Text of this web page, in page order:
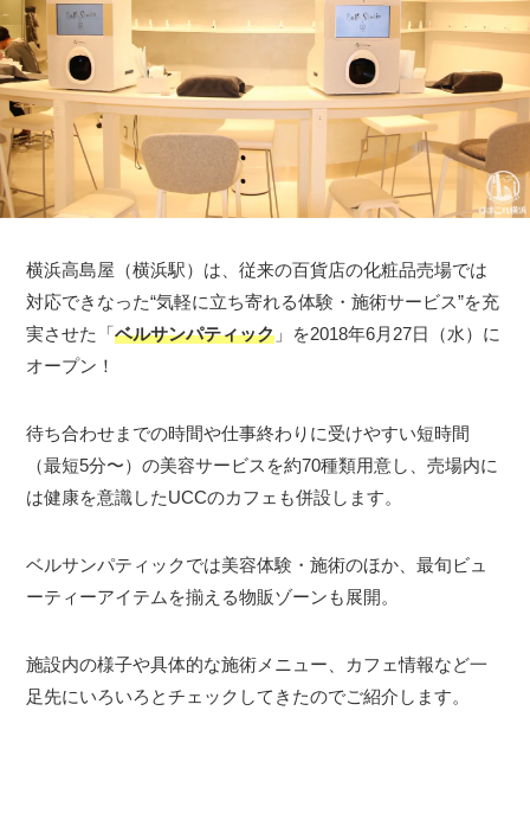
横浜高島屋（横浜駅）は、従来の百貨店の化粧品売場では
対応できなった“気軽に立ち寄れる体験・施術サービス”を充
実させた「ベルサンパティック 」を2018年6月27日（水）に
オープン！
待ち合わせまでの時間や仕事終わりに受けやすい短時間
（最短5分〜）の美容サービスを約70種類用意し、売場内に
は健康を意識したUCCのカフェも併設します。
ベルサンパティックでは美容体験・施術のほか、最旬ビュ
ーティーアイテムを揃える物販ゾーンも展開。
施設内の様子や具体的な施術メニュー、カフェ情報など一
足先にいろいろとチェックしてきたのでご紹介します。